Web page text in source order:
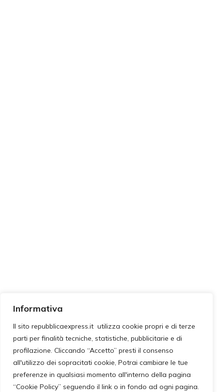
Informativa
Il sito repubblicaexpress.it utilizza cookie propri e di terze
parti per finalità tecniche, statistiche, pubblicitarie e di
profilazione. Cliccando “Accetto” presti il consenso
all'utilizzo dei sopracitati cookie, Potrai cambiare le tue
preferenze in qualsiasi momento all'interno della pagina
“Cookie Policy” seguendo il link o in fondo ad ogni pagina.